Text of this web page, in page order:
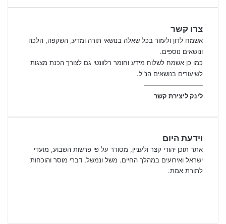
צרו קשר
אשמח לדון ולעזור בכל שאלה בנושאי תורה ומדע, השקפה, הלכה
ונושאים נוספים.
כמו כן אשמח לשלוח מידע וחומר רלוונטי גם לצורך הכנת מצגות
לשיעורים בנושאים הנ"ל.
—————————
לינק ליצירת קשר
וידעת היום
אתר תוכן יהודי קצר ולעניין, מסודר על פי פרשות השבוע, מועדי
ישראל ואירועים במהלך החיים. משל ונמשל, דברי מוסר והוכחות
לתורת אמת.